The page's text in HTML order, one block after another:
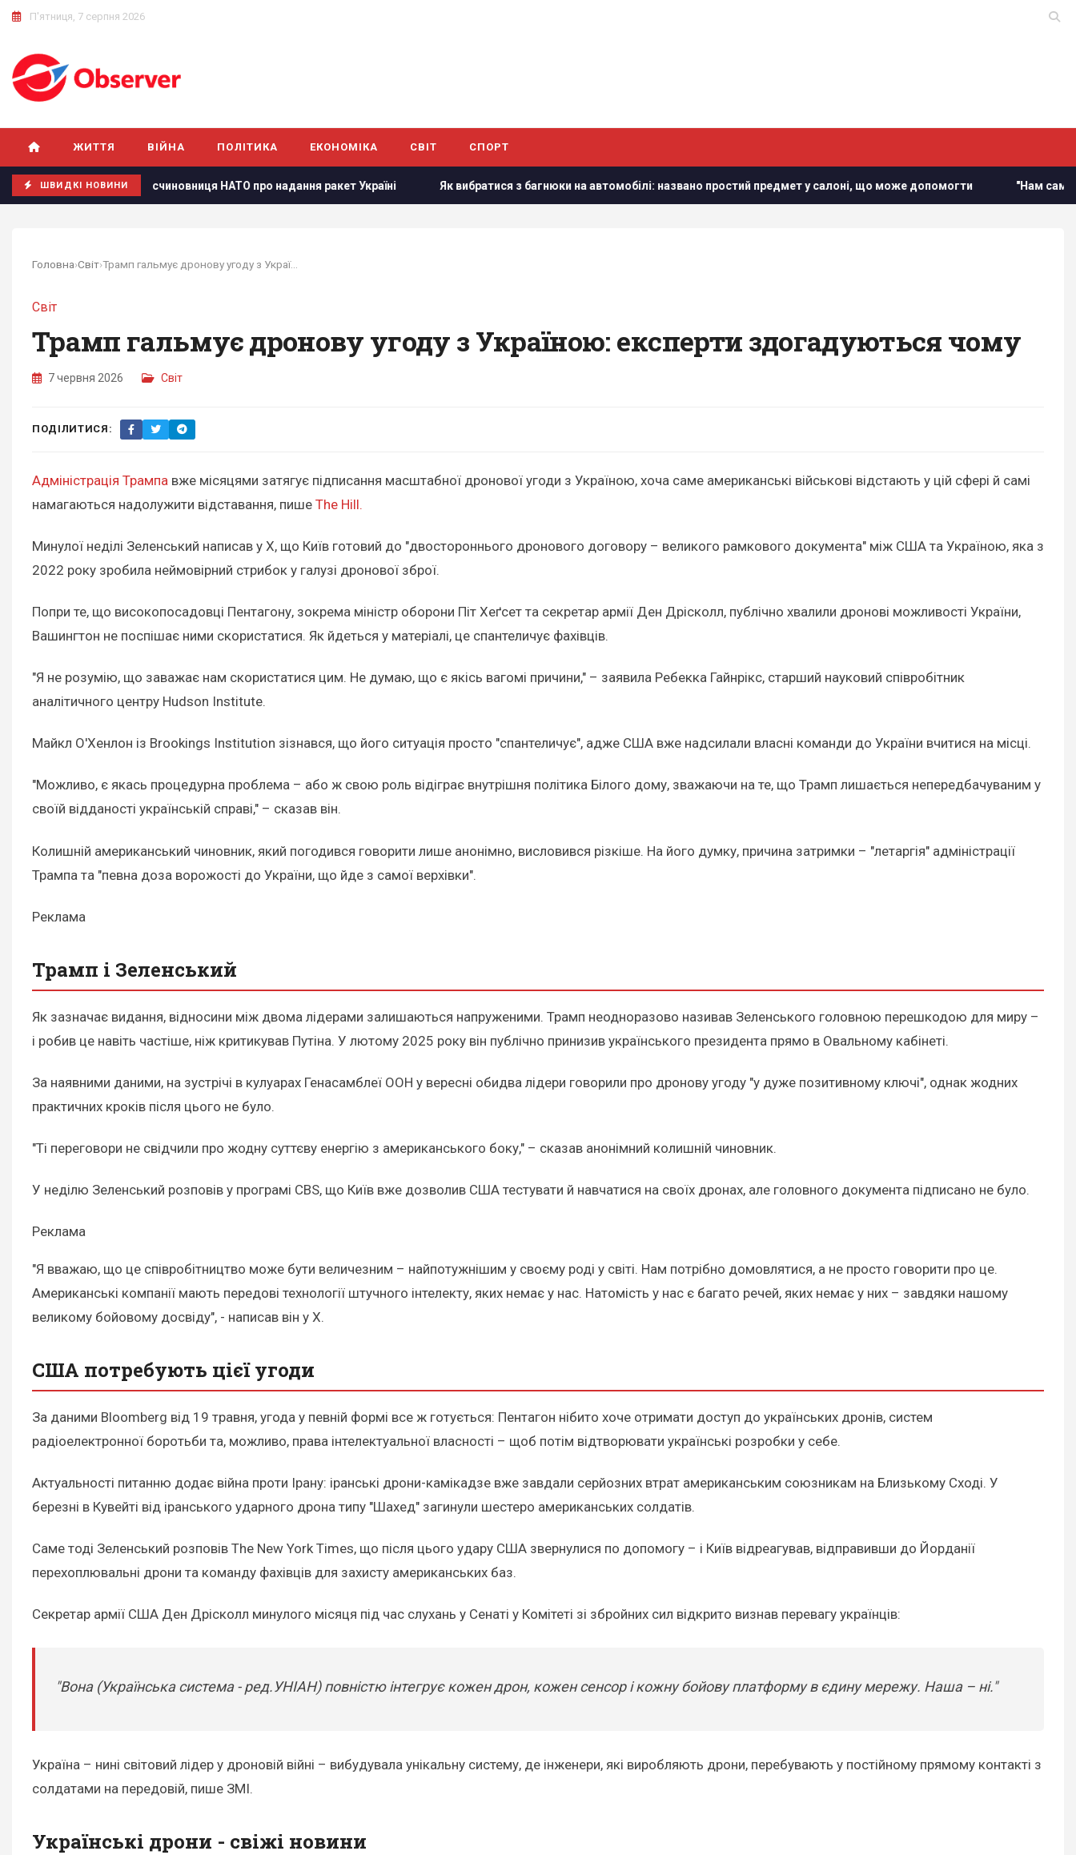
П'ятниця, 7 серпня 2026
ЖИТТЯ ВІЙНА ПОЛІТИКА ЕКОНОМІКА СВІТ СПОРТ
ШВИДКІ НОВИНИ
ексчиновниця НАТО про надання ракет Україні Як вибратися з багнюки на автомобілі: названо простий предмет у салоні, що може допомогти "Нам самим потрібні":
Головна›Світ› Трамп гальмує дронову угоду з Україною:...
Світ
Трамп гальмує дронову угоду з Україною: експерти здогадуються чому
7 червня 2026 Світ
ПОДІЛИТИСЯ:
Адміністрація Трампа вже місяцями затягує підписання масштабної дронової угоди з Україною, хоча саме американські військові відстають у цій сфері й самі
намагаються надолужити відставання, пише The Hill.
Минулої неділі Зеленський написав у X, що Київ готовий до "двостороннього дронового договору – великого рамкового документа" між США та Україною, яка з
2022 року зробила неймовірний стрибок у галузі дронової зброї.
Попри те, що високопосадовці Пентагону, зокрема міністр оборони Піт Хеґсет та секретар армії Ден Дрісколл, публічно хвалили дронові можливості України,
Вашингтон не поспішає ними скористатися. Як йдеться у матеріалі, це спантеличує фахівців.
"Я не розумію, що заважає нам скористатися цим. Не думаю, що є якісь вагомі причини," – заявила Ребекка Гайнрікс, старший науковий співробітник
аналітичного центру Hudson Institute.
Майкл О'Хенлон із Brookings Institution зізнався, що його ситуація просто "спантеличує", адже США вже надсилали власні команди до України вчитися на місці.
"Можливо, є якась процедурна проблема – або ж свою роль відіграє внутрішня політика Білого дому, зважаючи на те, що Трамп лишається непередбачуваним у
своїй відданості українській справі," – сказав він.
Колишній американський чиновник, який погодився говорити лише анонімно, висловився різкіше. На його думку, причина затримки – "летаргія" адміністрації
Трампа та "певна доза ворожості до України, що йде з самої верхівки".
Реклама
Трамп і Зеленський
Як зазначає видання, відносини між двома лідерами залишаються напруженими. Трамп неодноразово називав Зеленського головною перешкодою для миру –
і робив це навіть частіше, ніж критикував Путіна. У лютому 2025 року він публічно принизив українського президента прямо в Овальному кабінеті.
За наявними даними, на зустрічі в кулуарах Генасамблеї ООН у вересні обидва лідери говорили про дронову угоду "у дуже позитивному ключі", однак жодних
практичних кроків після цього не було.
"Ті переговори не свідчили про жодну суттєву енергію з американського боку," – сказав анонімний колишній чиновник.
У неділю Зеленський розповів у програмі CBS, що Київ вже дозволив США тестувати й навчатися на своїх дронах, але головного документа підписано не було.
Реклама
"Я вважаю, що це співробітництво може бути величезним – найпотужнішим у своєму роді у світі. Нам потрібно домовлятися, а не просто говорити про це.
Американські компанії мають передові технології штучного інтелекту, яких немає у нас. Натомість у нас є багато речей, яких немає у них – завдяки нашому
великому бойовому досвіду", - написав він у X.
США потребують цієї угоди
За даними Bloomberg від 19 травня, угода у певній формі все ж готується: Пентагон нібито хоче отримати доступ до українських дронів, систем
радіоелектронної боротьби та, можливо, права інтелектуальної власності – щоб потім відтворювати українські розробки у себе.
Актуальності питанню додає війна проти Ірану: іранські дрони-камікадзе вже завдали серйозних втрат американським союзникам на Близькому Сході. У
березні в Кувейті від іранського ударного дрона типу "Шахед" загинули шестеро американських солдатів.
Саме тоді Зеленський розповів The New York Times, що після цього удару США звернулися по допомогу – і Київ відреагував, відправивши до Йорданії
перехоплювальні дрони та команду фахівців для захисту американських баз.
Секретар армії США Ден Дрісколл минулого місяця під час слухань у Сенаті у Комітеті зі збройних сил відкрито визнав перевагу українців:
"Вона (Українська система - ред.УНІАН) повністю інтегрує кожен дрон, кожен сенсор і кожну бойову платформу в єдину мережу. Наша – ні."
Україна – нині світовий лідер у дроновій війні – вибудувала унікальну систему, де інженери, які виробляють дрони, перебувають у постійному прямому контакті з
солдатами на передовій, пише ЗМІ.
Українські дрони - свіжі новини